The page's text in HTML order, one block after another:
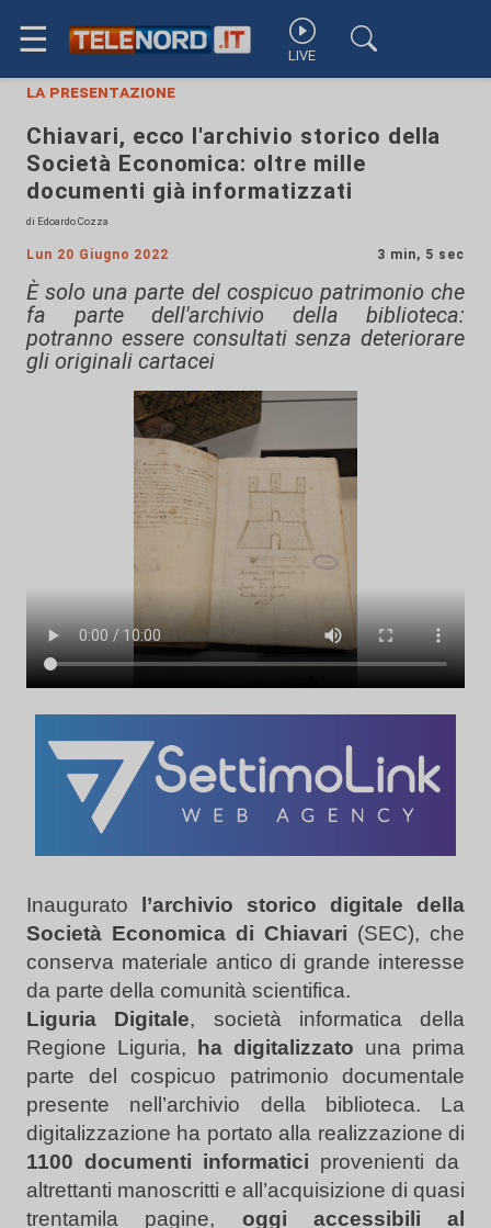
☰ LIVE
la presentazione
Chiavari, ecco l'archivio storico della
Società Economica: oltre mille
documenti già informatizzati
di Edoardo Cozza
Lun 20 Giugno 2022 3 min, 5 sec
È solo una parte del cospicuo patrimonio che
fa parte dell'archivio della biblioteca:
potranno essere consultati senza deteriorare
gli originali cartacei
Inaugurato l’archivio storico digitale della
Società Economica di Chiavari (SEC), che
conserva materiale antico di grande interesse
da parte della comunità scientifica.
Liguria Digitale, società informatica della
Regione Liguria, ha digitalizzato una prima
parte del cospicuo patrimonio documentale
presente nell’archivio della biblioteca. La
digitalizzazione ha portato alla realizzazione di
1100 documenti informatici provenienti da
altrettanti manoscritti e all’acquisizione di quasi
trentamila pagine, oggi accessibili al